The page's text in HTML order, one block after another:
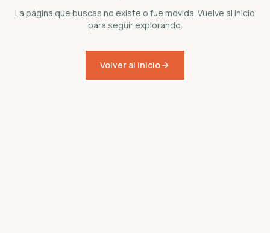
La página que buscas no existe o fue movida. Vuelve al inicio
para seguir explorando.
Volver al inicio